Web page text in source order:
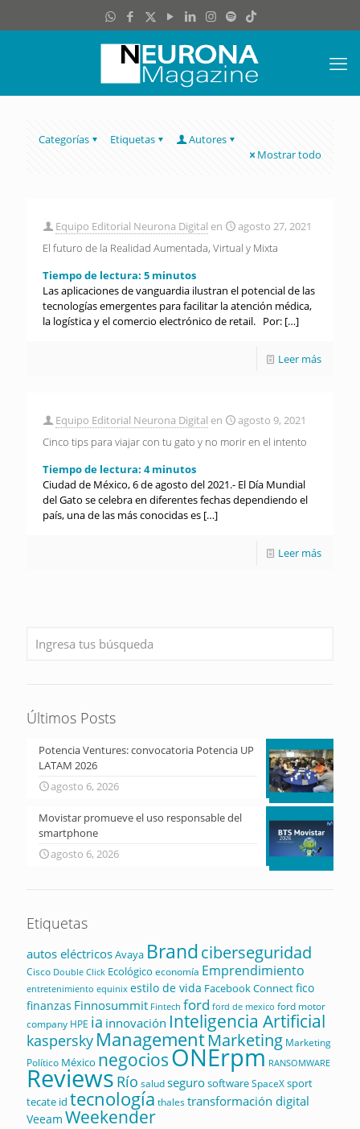
Categorías Etiquetas
Autores
Mostrar todo
Equipo Editorial Neurona Digital en
agosto 27, 2021
El futuro de la Realidad Aumentada, Virtual y Mixta
Tiempo de lectura: 5 minutos
Las aplicaciones de vanguardia ilustran el potencial de las
tecnologías emergentes para facilitar la atención médica,
la logística y el comercio electrónico de retail. Por: […]
Leer más
Equipo Editorial Neurona Digital en
agosto 9, 2021
Cinco tips para viajar con tu gato y no morir en el intento
Tiempo de lectura: 4 minutos
Ciudad de México, 6 de agosto del 2021.- El Día Mundial
del Gato se celebra en diferentes fechas dependiendo el
país, una de las más conocidas es […]
Leer más
Últimos Posts
Potencia Ventures: convocatoria Potencia UP
LATAM 2026
agosto 6, 2026
Movistar promueve el uso responsable del
smartphone
agosto 6, 2026
Etiquetas
autos eléctricosAvaya Brandciberseguridad
Cisco Double Click Ecológico economía Emprendimiento
entretenimiento equinix estilo de vida Facebook Connectfico
finanzas Finnosummit Fintech ford ford de mexico ford motor
company HPE ia innovación Inteligencia Artificial
kaspersky ManagementMarketing Marketing
Político México negociosONErpm RANSOMWARE
Reviews Río saludsegurosoftwareSpaceXsport
tecate id tecnología thalestransformación digital
Veeam Weekender